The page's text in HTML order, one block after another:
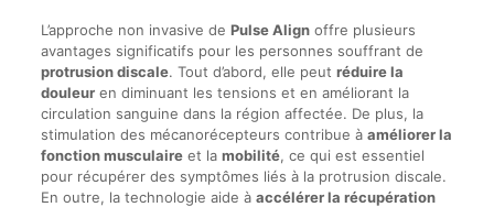
L’approche non invasive de Pulse Alignoffre plusieurs
avantages significatifs pour les personnes souffrant de
protrusion discale. Tout d’abord, elle peut réduire la
douleuren diminuant les tensions et en améliorant la
circulation sanguine dans la région affectée. De plus, la
stimulation des mécanorécepteurs contribue à améliorer la
fonction musculaireet la mobilité, ce qui est essentiel
pour récupérer des symptômes liés à la protrusion discale.
En outre, la technologie aide à accélérer la récupération